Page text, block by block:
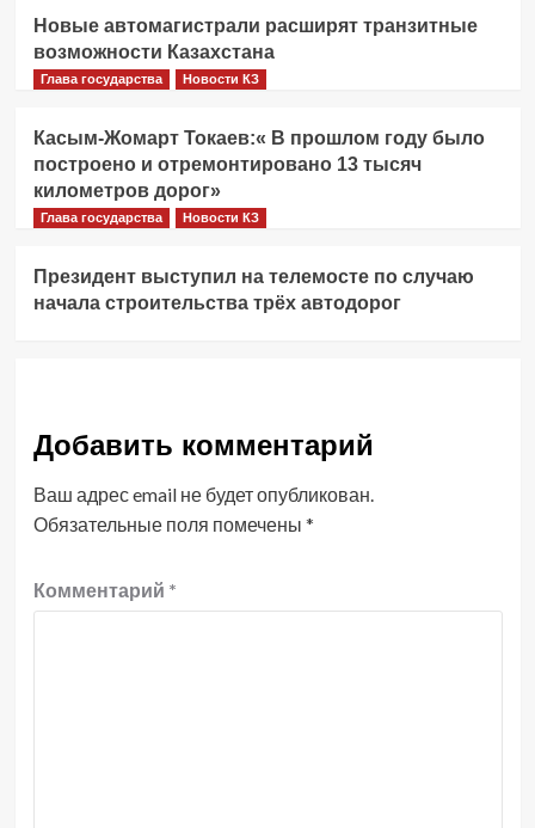
Новые автомагистрали расширят транзитные
возможности Казахстана
Глава государства Новости КЗ
Касым-Жомарт Токаев:« В прошлом году было
построено и отремонтировано 13 тысяч
километров дорог»
Глава государства Новости КЗ
Президент выступил на телемосте по случаю
начала строительства трёх автодорог
Добавить комментарий
Ваш адрес email не будет опубликован.
Обязательные поля помечены *
Комментарий *